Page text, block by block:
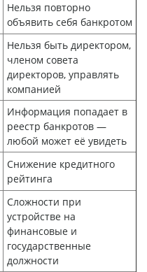
Нельзя повторно
объявить себя банкротом
Нельзя быть директором,
членом совета
директоров, управлять
компанией
Информация попадает в
реестр банкротов —
любой может её увидеть
Снижение кредитного
рейтинга
Сложности при
устройстве на
финансовые и
государственные
должности